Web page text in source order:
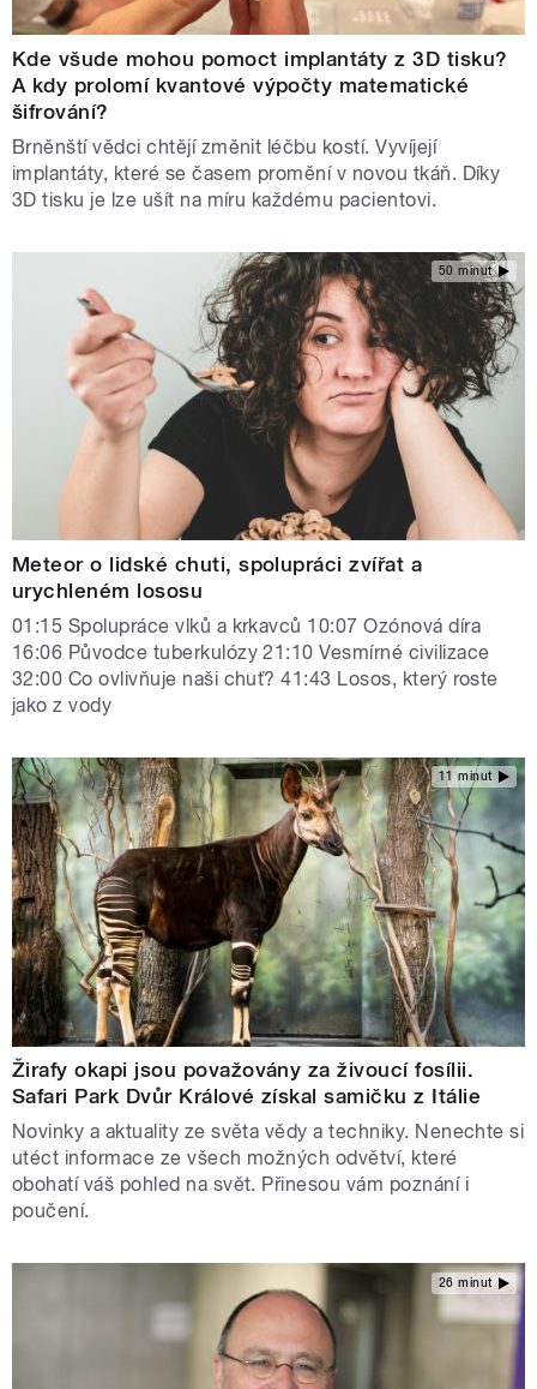
Kde všude mohou pomoct implantáty z 3D tisku?
A kdy prolomí kvantové výpočty matematické
šifrování?
Brněnští vědci chtějí změnit léčbu kostí. Vyvíjejí
implantáty, které se časem promění v novou tkáň. Díky
3D tisku je lze ušít na míru každému pacientovi.
50 minut
Meteor o lidské chuti, spolupráci zvířat a
urychleném lososu
01:15 Spolupráce vlků a krkavců 10:07 Ozónová díra
16:06 Původce tuberkulózy 21:10 Vesmírné civilizace
32:00 Co ovlivňuje naši chuť? 41:43 Losos, který roste
jako z vody
11 minut
Žirafy okapi jsou považovány za živoucí fosílii.
Safari Park Dvůr Králové získal samičku z Itálie
Novinky a aktuality ze světa vědy a techniky. Nenechte si
utéct informace ze všech možných odvětví, které
obohatí váš pohled na svět. Přinesou vám poznání i
poučení.
26 minut